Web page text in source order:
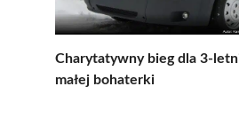
Charytatywny bieg dla 3-
małej bohaterki